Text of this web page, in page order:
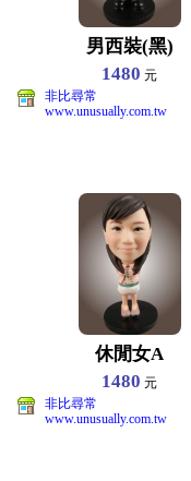
男西裝(黑)
1480 元
非比尋常
www.unusually.com.tw
休閒女A
1480 元
非比尋常
www.unusually.com.tw